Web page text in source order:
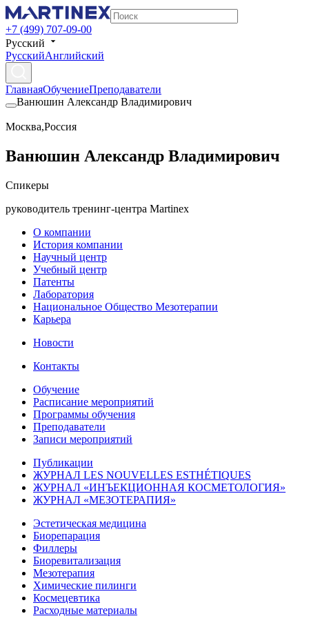
+7 (499) 707-09-00
Русский
РусскийАнглийский
ГлавнаяОбучениеПреподаватели
Ванюшин Александр Владимирович
Москва,Россия
Ванюшин Александр Владимирович
Спикеры
руководитель тренинг-центра Martinex
О компании
История компании
Научный центр
Учебный центр
Патенты
Лаборатория
Национальное Общество Мезотерапии
Карьера
Новости
Контакты
Обучение
Расписание мероприятий
Программы обучения
Преподаватели
Записи мероприятий
Публикации
ЖУРНАЛ LES NOUVELLES ESTHÉTIQUES
ЖУРНАЛ «ИНЪЕКЦИОННАЯ КОСМЕТОЛОГИЯ»
ЖУРНАЛ «МЕЗОТЕРАПИЯ»
Эстетическая медицина
Биорепарация
Филлеры
Биоревитализация
Мезотерапия
Химические пилинги
Космецевтика
Расходные материалы